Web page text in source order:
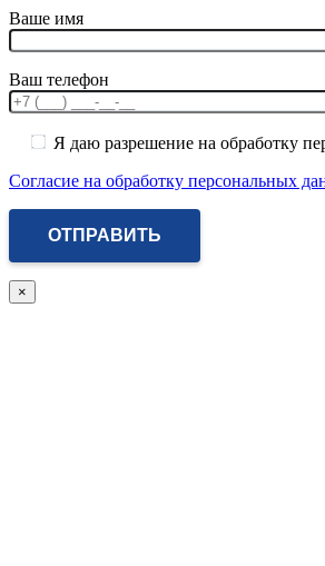
Ваше имя
Ваш телефон
Я даю разрешение на обработку
Согласие на обработку персональных
×